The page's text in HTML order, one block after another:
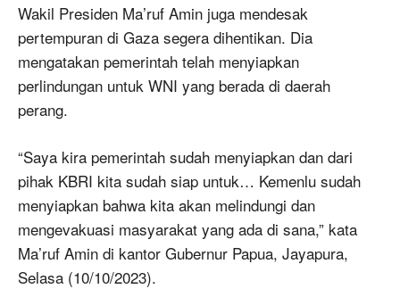
Wakil Presiden Ma’ruf Amin juga mendesak
pertempuran di Gaza segera dihentikan. Dia
mengatakan pemerintah telah menyiapkan
perlindungan untuk WNI yang berada di daerah
perang.
“Saya kira pemerintah sudah menyiapkan dan dari
pihak KBRI kita sudah siap untuk… Kemenlu sudah
menyiapkan bahwa kita akan melindungi dan
mengevakuasi masyarakat yang ada di sana,” kata
Ma’ruf Amin di kantor Gubernur Papua, Jayapura,
Selasa (10/10/2023).